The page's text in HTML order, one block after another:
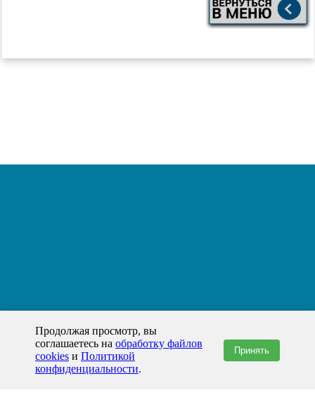
Продолжая просмотр, вы
соглашаетесь на обработку файлов
cookies и Политикой
конфиденциальности.
Принять